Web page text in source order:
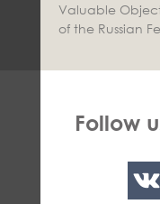
Valuable
of the Russian
Follow